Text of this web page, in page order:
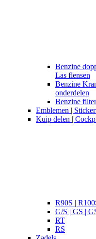
Benzine
Las flensen
Benzine
onderdelen
Benzine
Emblemen |
Kuip delen |
R90S |
G/S | GS |
RT
RS